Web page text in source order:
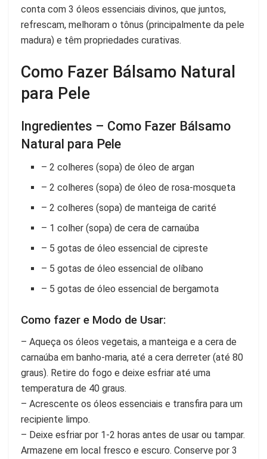
conta com 3 óleos essenciais divinos, que juntos,
refrescam, melhoram o tônus (principalmente da pele
madura) e têm propriedades curativas.
Como Fazer Bálsamo Natural
para Pele
Ingredientes – Como Fazer Bálsamo
Natural para Pele
– 2 colheres (sopa) de óleo de argan
– 2 colheres (sopa) de óleo de rosa-mosqueta
– 2 colheres (sopa) de manteiga de carité
– 1 colher (sopa) de cera de carnaúba
– 5 gotas de óleo essencial de cipreste
– 5 gotas de óleo essencial de olíbano
– 5 gotas de óleo essencial de bergamota
Como fazer e Modo de Usar:
– Aqueça os óleos vegetais, a manteiga e a cera de
carnaúba em banho-maria, até a cera derreter (até 80
graus). Retire do fogo e deixe esfriar até uma
temperatura de 40 graus.
– Acrescente os óleos essenciais e transfira para um
recipiente limpo.
– Deixe esfriar por 1-2 horas antes de usar ou tampar.
Armazene em local fresco e escuro. Conserve por 3